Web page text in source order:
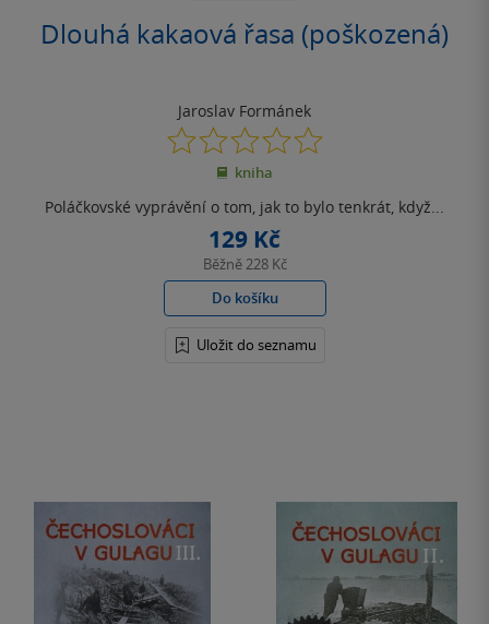
Dlouhá kakaová řasa (poškozená)
Jaroslav Formánek
0.0
z
5
kniha
Poláčkovské vyprávění o tom, jak to bylo tenkrát, když...
129 Kč
Běžně228 Kč
Do košíku
Uložit do seznamu